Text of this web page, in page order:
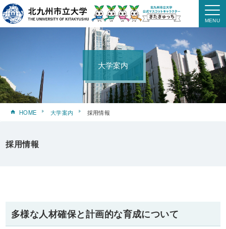
大学案内
HOME 大学案内 採用情報
採用情報
多様な人材確保と計画的な育成について